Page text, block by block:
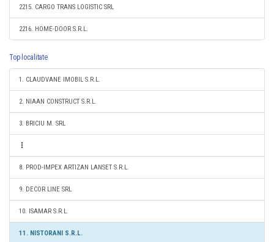
2215. CARGO TRANS LOGISTIC SRL
2216. HOME-DOOR S.R.L.
Top localitate
1. CLAUDVANE IMOBIL S.R.L.
2. NIAAN CONSTRUCT S.R.L.
3. BRICIU M. SRL
8. PROD-IMPEX ARTIZAN LANSET S.R.L.
9. DECOR LINE SRL
10. ISAMAR S.R.L.
11. NISTORANI S.R.L.